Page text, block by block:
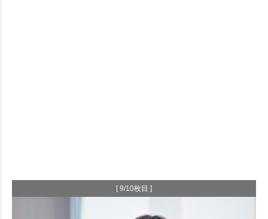
[ 9/10枚目 ]